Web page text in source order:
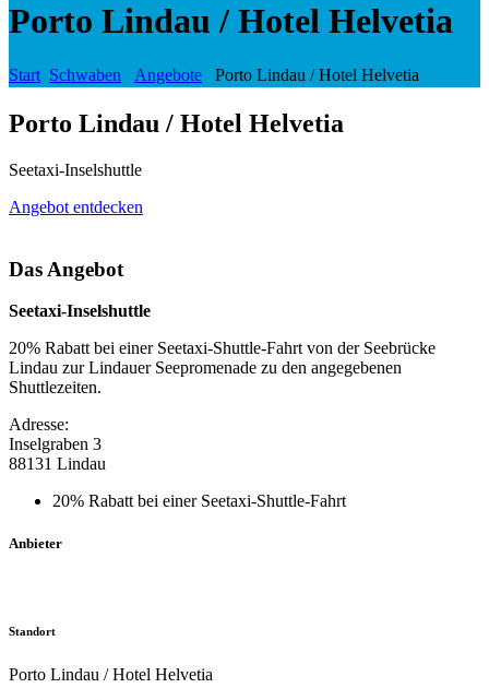
Porto Lindau / Hotel Helvetia
Start Schwaben Angebote Porto Lindau / Hotel Helvetia
Porto Lindau / Hotel Helvetia
Seetaxi-Inselshuttle
Angebot entdecken
Das Angebot
Seetaxi-Inselshuttle
20% Rabatt bei einer Seetaxi-Shuttle-Fahrt von der Seebrücke
Lindau zur Lindauer Seepromenade zu den angegebenen
Shuttlezeiten.
Adresse:
Inselgraben 3
88131 Lindau
20% Rabatt bei einer Seetaxi-Shuttle-Fahrt
Anbieter
Standort
Porto Lindau / Hotel Helvetia